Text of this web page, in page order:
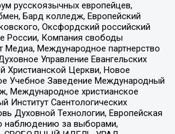
русскоязычных европейцев,
Бард колледж, Европейский
Оксфордский российский
России, Компания свободы
Медиа, Международное партнерство
Управление Евангельских
Христианской Церкви, Новое
Учебное Заведение Международный
Международное христианское
Институт Саентологических
Духовной Технологии, Европейская
наблюдению за выборами,